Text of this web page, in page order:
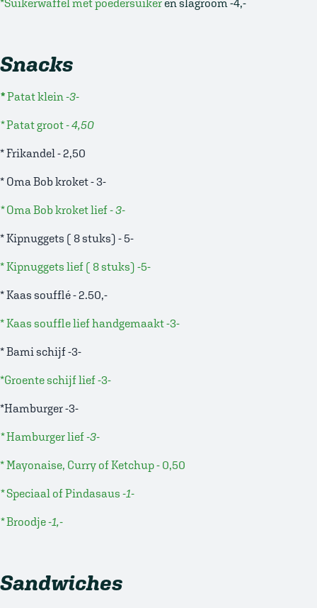
*Suikerwaffel met poedersuiker en slagroom -4,-
Snacks
*Patat klein -3-
*Patat groot- 4,50
* Frikandel - 2,50
* Oma Bob kroket - 3-
*Oma Bob kroket lief- 3-
* Kipnuggets ( 8 stuks) - 5-
* Kipnuggets lief ( 8 stuks) -5-
* Kaas soufflé - 2.50,-
* Kaas souffle lief handgemaakt -3-
* Bami schijf -3-
*Groente schijf lief -3-
*Hamburger -3-
*Hamburger lief-3-
* Mayonaise, Curry of Ketchup - 0,50
*Speciaal of Pindasaus -1-
*Broodje-1,-
Sandwiches